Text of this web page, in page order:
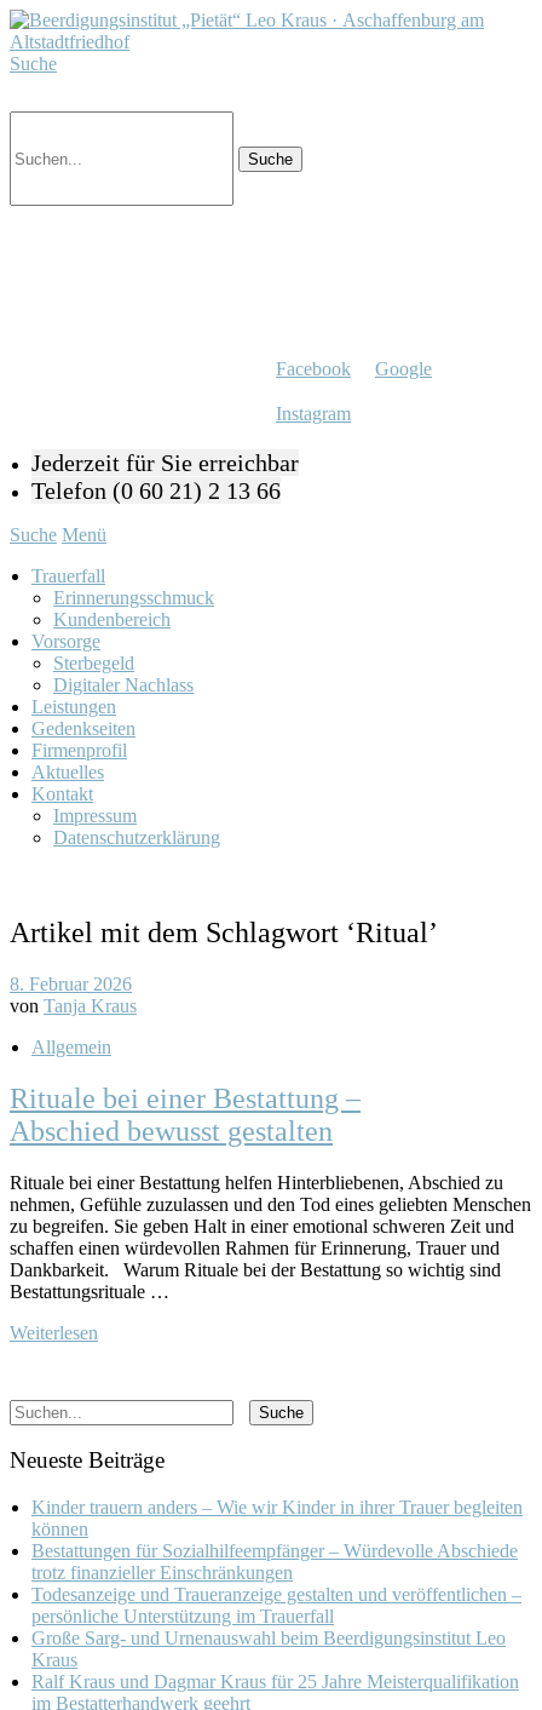
Suche
Facebook Google
Instagram
Jederzeit für Sie erreichbar
Telefon (0 60 21) 2 13 66
Suche Menü
Trauerfall
Erinnerungsschmuck
Kundenbereich
Vorsorge
Sterbegeld
Digitaler Nachlass
Leistungen
Gedenkseiten
Firmenprofil
Aktuelles
Kontakt
Impressum
Datenschutzerklärung
Artikel mit dem Schlagwort ‘Ritual’
8. Februar 2026
von Tanja Kraus
Allgemein
Rituale bei einer Bestattung –
Abschied bewusst gestalten
Rituale bei einer Bestattung helfen Hinterbliebenen, Abschied zu
nehmen, Gefühle zuzulassen und den Tod eines geliebten Menschen
zu begreifen. Sie geben Halt in einer emotional schweren Zeit und
schaffen einen würdevollen Rahmen für Erinnerung, Trauer und
Dankbarkeit. Warum Rituale bei der Bestattung so wichtig sind
Bestattungsrituale …
Weiterlesen
Neueste Beiträge
Kinder trauern anders – Wie wir Kinder in ihrer Trauer begleiten
können
Bestattungen für Sozialhilfeempfänger – Würdevolle Abschiede
trotz finanzieller Einschränkungen
Todesanzeige und Traueranzeige gestalten und veröffentlichen –
persönliche Unterstützung im Trauerfall
Große Sarg- und Urnenauswahl beim Beerdigungsinstitut Leo
Kraus
Ralf Kraus und Dagmar Kraus für 25 Jahre Meisterqualifikation
im Bestatterhandwerk geehrt